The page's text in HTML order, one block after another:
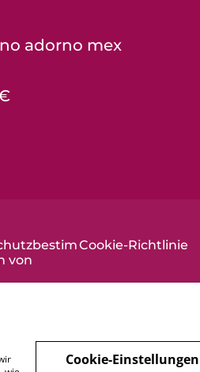
adorno mex
von
Cookie-Richtlinie
Cookie-Einstellungen